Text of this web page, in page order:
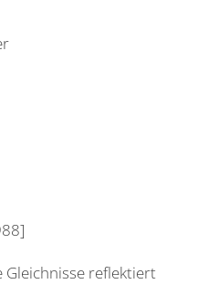
Gleichnisse reflektiert